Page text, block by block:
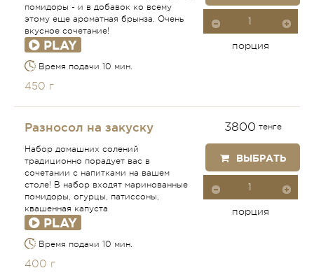
помидоры - и в добавок ко всему
этому еще ароматная брынза. Очень
вкусное сочетание!
PLAY
Время подачи 10 мин.
450 г
порция
Разносол на закуску
Набор домашних солений
традиционно порадует вас в
сочетании с напитками на вашем
столе! В набор входят маринованные
помидоры, огурцы, патиссоны,
квашенная капуста
PLAY
Время подачи 10 мин.
400 г
3800 тенге
ВЫБРАТЬ
порция